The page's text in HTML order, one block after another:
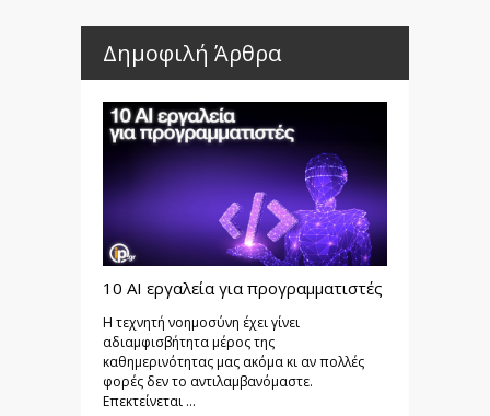
Δημοφιλή Άρθρα
10 AI εργαλεία για προγραμματιστές
Η τεχνητή νοημοσύνη έχει γίνει
αδιαμφισβήτητα μέρος της
καθημερινότητας μας ακόμα κι αν πολλές
φορές δεν το αντιλαμβανόμαστε.
Επεκτείνεται ...